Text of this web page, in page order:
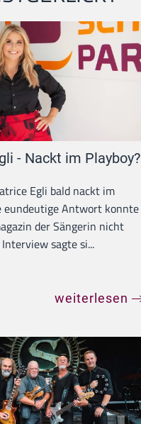
- Nackt im Playboy?
Egli bald nackt im
eundeutige Antwort konnte
der Sängerin nicht
sagte si...
weiterlesen